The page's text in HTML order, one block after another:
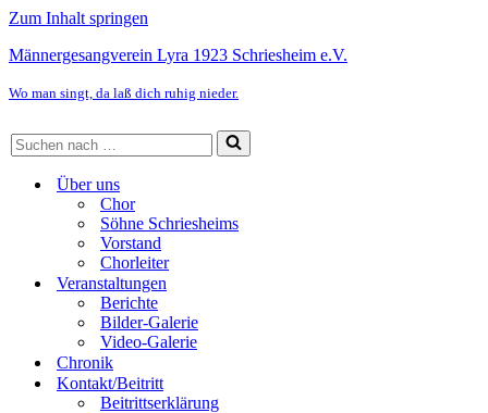
Zum Inhalt springen
Männergesangverein Lyra 1923 Schriesheim e.V.
Wo man singt, da laß dich ruhig nieder.
Suchen
nach …
Über uns
Chor
Söhne Schriesheims
Vorstand
Chorleiter
Veranstaltungen
Berichte
Bilder-Galerie
Video-Galerie
Chronik
Kontakt/Beitritt
Beitrittserklärung